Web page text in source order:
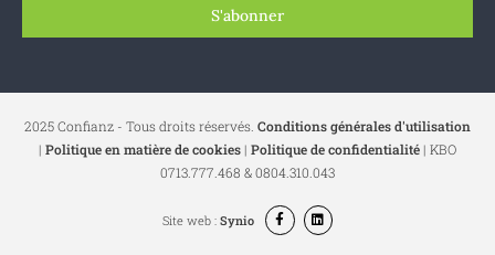
S'abonner
2025 Confianz - Tous droits réservés. Conditions générales d'utilisation
| Politique en matière de cookies| Politique de confidentialité| KBO
0713.777.468 & 0804.310.043
Site web :Synio